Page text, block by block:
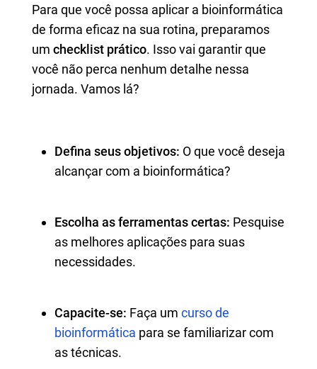
Para que você possa aplicar a bioinformática
de forma eficaz na sua rotina, preparamos
um checklist prático. Isso vai garantir que
você não perca nenhum detalhe nessa
jornada. Vamos lá?
Defina seus objetivos: O que você deseja
alcançar com a bioinformática?
Escolha as ferramentas certas: Pesquise
as melhores aplicações para suas
necessidades.
Capacite-se: Faça um curso de
bioinformática para se familiarizar com
as técnicas.